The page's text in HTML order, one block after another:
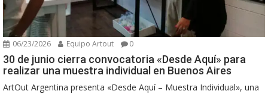
06/23/2026 Equipo Artout 0
30 de junio cierra convocatoria «Desde Aquí» para
realizar una muestra individual en Buenos Aires
ArtOut Argentina presenta «Desde Aquí – Muestra Individual», una